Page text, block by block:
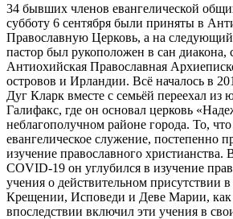
34 бывших членов евангелической
субботу 6 сентября были приняты в
Православную Церковь, а на
пастор был рукоположен в сан диакона,
Антиохийская Православная
островов и Ирландии. Всё началось в
Дуг Кларк вместе с семьёй переехал
Галифакс, где он основал церковь
неблагополучном районе города. То,
евангелическое служение, постепенно
изучение православного христианства.
COVID-19 он углубился в изучение
учения о действительном присутствии
Крещении, Исповеди и Деве Марии, как
впоследствии включил эти учения в